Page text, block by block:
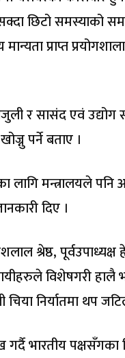
छिटो समस्याको
प्राप्त
र सासंद एवं उद्योग
पर्ने बताए ।
लागि मन्त्रालयले
दिए ।
श्रेष्ठ,
विशेषगरी हालै
निर्यातमा थप
पक्षसँगका